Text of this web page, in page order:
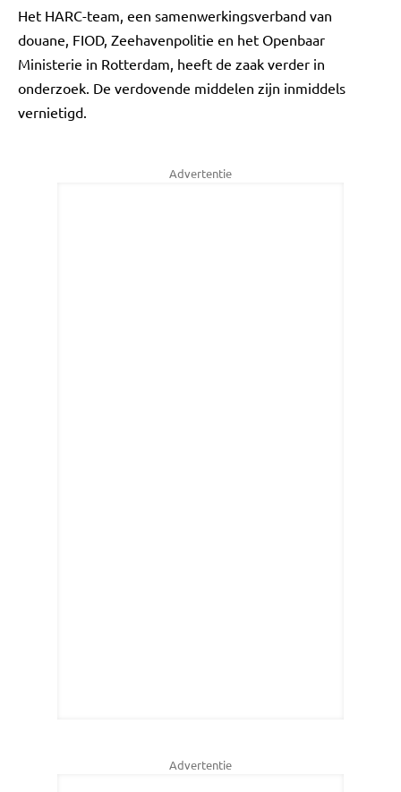
Het HARC-team, een samenwerkingsverband van
douane, FIOD, Zeehavenpolitie en het Openbaar
Ministerie in Rotterdam, heeft de zaak verder in
onderzoek. De verdovende middelen zijn inmiddels
vernietigd.
Advertentie
Advertentie